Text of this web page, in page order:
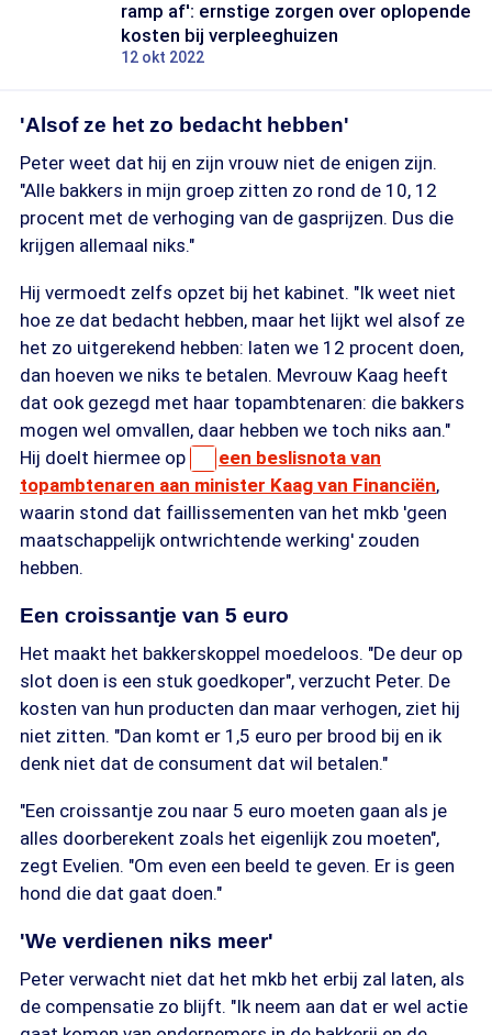
ramp af': ernstige zorgen over oplopende
kosten bij verpleeghuizen
12 okt 2022
'Alsof ze het zo bedacht hebben'
Peter weet dat hij en zijn vrouw niet de enigen zijn.
"Alle bakkers in mijn groep zitten zo rond de 10, 12
procent met de verhoging van de gasprijzen. Dus die
krijgen allemaal niks."
Hij vermoedt zelfs opzet bij het kabinet. "Ik weet niet
hoe ze dat bedacht hebben, maar het lijkt wel alsof ze
het zo uitgerekend hebben: laten we 12 procent doen,
dan hoeven we niks te betalen. Mevrouw Kaag heeft
dat ook gezegd met haar topambtenaren: die bakkers
mogen wel omvallen, daar hebben we toch niks aan."
Hij doelt hiermee op
een beslisnota van
topambtenaren aan minister Kaag van Financiën,
waarin stond dat faillissementen van het mkb 'geen
maatschappelijk ontwrichtende werking' zouden
hebben.
Een croissantje van 5 euro
Het maakt het bakkerskoppel moedeloos. "De deur op
slot doen is een stuk goedkoper", verzucht Peter. De
kosten van hun producten dan maar verhogen, ziet hij
niet zitten. "Dan komt er 1,5 euro per brood bij en ik
denk niet dat de consument dat wil betalen."
"Een croissantje zou naar 5 euro moeten gaan als je
alles doorberekent zoals het eigenlijk zou moeten",
zegt Evelien. "Om even een beeld te geven. Er is geen
hond die dat gaat doen."
'We verdienen niks meer'
Peter verwacht niet dat het mkb het erbij zal laten, als
de compensatie zo blijft. "Ik neem aan dat er wel actie